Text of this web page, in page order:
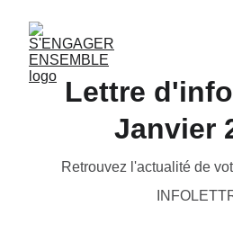
Lettre
Janvier
Retrouvez l'actualité de